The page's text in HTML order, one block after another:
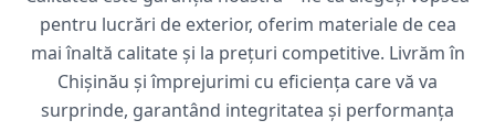
pentru lucrări de exterior, oferim materiale de cea
mai înaltă calitate și la prețuri competitive. Livrăm în
Chișinău și împrejurimi cu eficiența care vă va
surprinde, garantând integritatea și performanța